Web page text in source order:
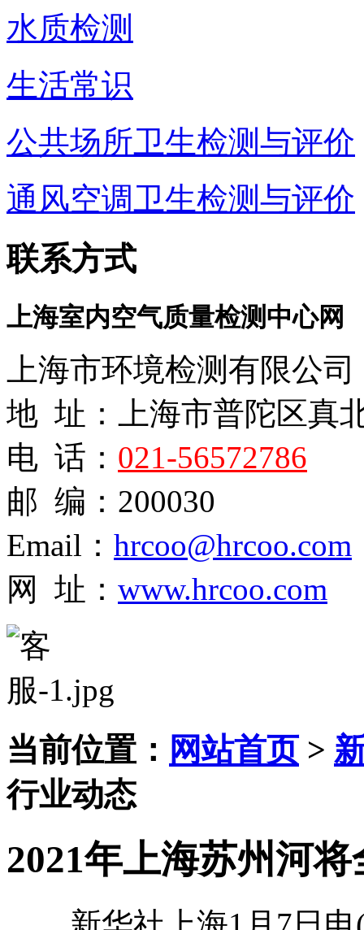
水质检测
生活常识
公共场所卫生检测与评价
通风空调卫生检测与评价
联系方式
上海室内空气质量检测中心网
上海市环境检测有限公司
地 址：上海市普陀区真
电 话： 021-56572786
邮 编：200030
Email： hrcoo@hrcoo.com
网 址： www.hrcoo.com
当前位置： 网站首页>
行业动态
2021年上海苏州河